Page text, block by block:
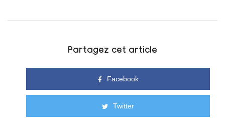
Partagez cet article
Facebook
Twitter